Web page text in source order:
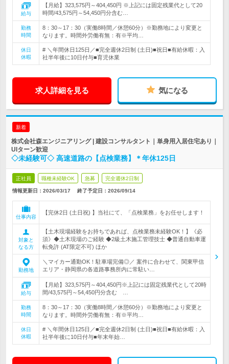
給与
【月給】323,575円～404,450円 ※上記には固定残業代として20
時間/43,575円～54,450円分含む…
勤務
時間
8：30～17：30（実働8時間／休憩60分）※勤務地により変更と
なります。時間外労働有無：有※平均…
休日
休暇
# ＼年間休日125日／■完全週休2日制 (土日)■祝日■有給休暇：入
社半年後に10日付与■育児休業
求人詳細を見る 気になる
新着
株式会社森エンジニアリング | 建設コンサルタント｜単身用入居住宅あり｜
UIターン歓迎
◇未経験可◇ 高速道路の【点検業務】＊年休125日
正社員 職種未経験OK 急募 完全週休2日制
情報更新日：2026/03/17 終了予定日： 2026/09/14
仕事内容
【完休2日 (土日祝) 】当社にて、「点検業務」をお任せします！
対象と
なる方
【土木現場経験をお持ちであれば、点検業務未経験OK！】《必
須》◆土木現場のご経験 ◆2級土木施工管理技士 ◆普通自動車運
転免許 (AT限定不可) ほか
勤務地
＼マイカー通勤OK！駐車場完備◎／ 案件に合わせて、関東甲信
エリア・静岡県の各道路事務所内に常駐い…
給与
【月給】323,575円～404,450円※上記には固定残業代として20時
間/43,575円～54,450円分含む …
勤務
時間
8：30～17：30（実働8時間／休憩60分）※勤務地により変更と
なります。時間外労働有無：有※平均…
休日
休暇
# ＼年間休日125日／■完全週休2日制 (土日)■祝日■有給休暇：入
社半年後に10日付与■年末年始…